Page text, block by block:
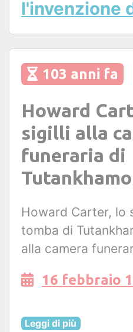
l'invenzione
103 anni fa
Howard
sigilli alla
funeraria di
Howard Carter, lo
tomba di
alla camera
16 febbraio
Leggi di più